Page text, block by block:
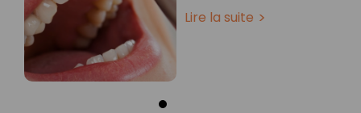
Lire la suite